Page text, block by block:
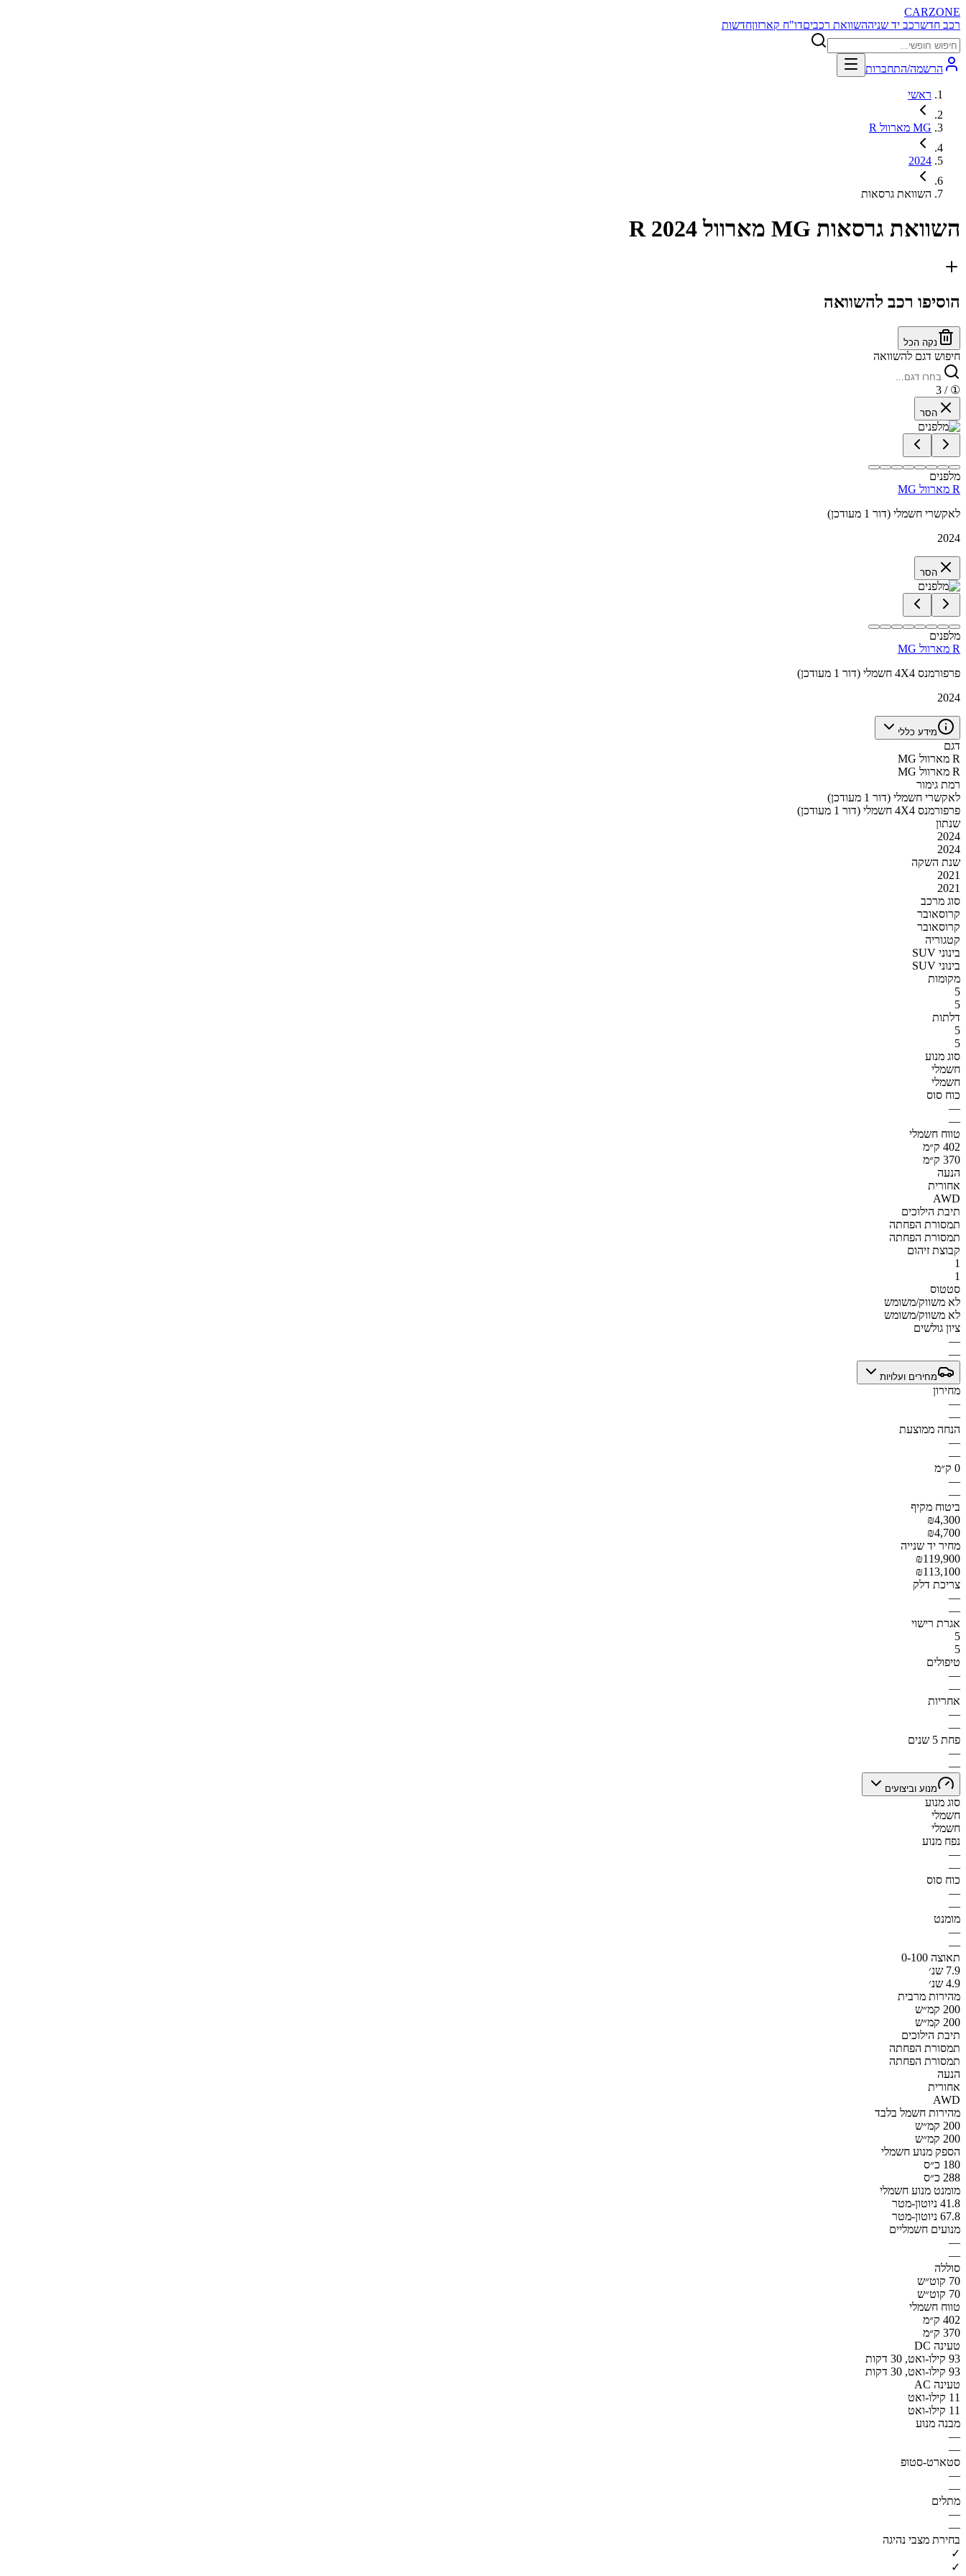
CARZONE
רכב חדשרכב יד שניההשוואת רכביםדו"ח קארזוןחדשות
הרשמה/התחברות
ראשי
MG מארוול R
2024
השוואת גרסאות
השוואת גרסאות MG מארוול R 2024
הוסיפו רכב להשוואה
נקה הכל
חיפוש דגם להשוואה
①
/ 3
הסר
מלפנים
MG מארוול R
לאקשרי חשמלי (דור 1 מעודכן)
2024
הסר
מלפנים
MG מארוול R
פרפורמנס 4X4 חשמלי (דור 1 מעודכן)
2024
מידע כללי
דגם
MG מארוול R
MG מארוול R
רמת גימור
לאקשרי חשמלי (דור 1 מעודכן)
פרפורמנס 4X4 חשמלי (דור 1 מעודכן)
שנתון
2024
2024
שנת השקה
2021
2021
סוג מרכב
קרוסאובר
קרוסאובר
קטגוריה
SUV בינוני
SUV בינוני
מקומות
5
5
דלתות
5
5
סוג מנוע
חשמלי
חשמלי
כוח סוס
—
—
טווח חשמלי
402 ק״מ
370 ק״מ
הנעה
אחורית
AWD
תיבת הילוכים
תמסורת הפחתה
תמסורת הפחתה
קבוצת זיהום
1
1
סטטוס
לא משווק/משומש
לא משווק/משומש
ציון גולשים
—
—
מחירים ועלויות
מחירון
—
—
הנחה ממוצעת
—
—
0 ק״מ
—
—
ביטוח מקיף
₪4,300
₪4,700
מחיר יד שנייה
₪119,900
₪113,100
צריכת דלק
—
—
אגרת רישוי
5
5
טיפולים
—
—
אחריות
—
—
פחת 5 שנים
—
—
מנוע וביצועים
סוג מנוע
חשמלי
חשמלי
נפח מנוע
—
—
כוח סוס
—
—
מומנט
—
—
תאוצה 0-100
7.9 שנ׳
4.9 שנ׳
מהירות מרבית
200 קמ״ש
200 קמ״ש
תיבת הילוכים
תמסורת הפחתה
תמסורת הפחתה
הנעה
אחורית
AWD
מהירות חשמל בלבד
200 קמ״ש
200 קמ״ש
הספק מנוע חשמלי
180 כ״ס
288 כ״ס
מומנט מנוע חשמלי
41.8 ניוטון-מטר
67.8 ניוטון-מטר
מנועים חשמליים
—
—
סוללה
70 קוט״ש
70 קוט״ש
טווח חשמלי
402 ק״מ
370 ק״מ
טעינה DC
93 קילו-ואט, 30 דקות
93 קילו-ואט, 30 דקות
טעינה AC
11 קילו-ואט
11 קילו-ואט
מבנה מנוע
—
—
סטארט-סטופ
—
—
מתלים
—
—
בחירת מצבי נהיגה
✓
✓